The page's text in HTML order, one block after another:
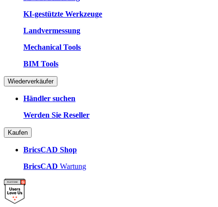
KI-gestützte Werkzeuge
Landvermessung
Mechanical Tools
BIM Tools
Wiederverkäufer
Händler suchen
Werden Sie Reseller
Kaufen
BricsCAD Shop
BricsCAD Wartung